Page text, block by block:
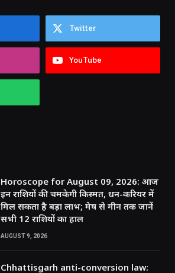
Twitter
YouTube
Horoscope for August 09, 2026: आज
इन राशियों की चमकेगी किस्मत, धन-करियर में
मिल सकता है बड़ा लाभ; मेष से मीन तक जानें
सभी 12 राशियों का हाल
AUGUST 9, 2026
Chhattisgarh anti-conversion law: